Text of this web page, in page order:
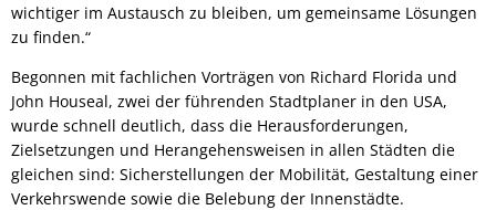
wichtiger im Austausch zu bleiben, um gemeinsame Lösungen
zu finden.“
Begonnen mit fachlichen Vorträgen von Richard Florida und
John Houseal, zwei der führenden Stadtplaner in den USA,
wurde schnell deutlich, dass die Herausforderungen,
Zielsetzungen und Herangehensweisen in allen Städten die
gleichen sind: Sicherstellungen der Mobilität, Gestaltung einer
Verkehrswende sowie die Belebung der Innenstädte.